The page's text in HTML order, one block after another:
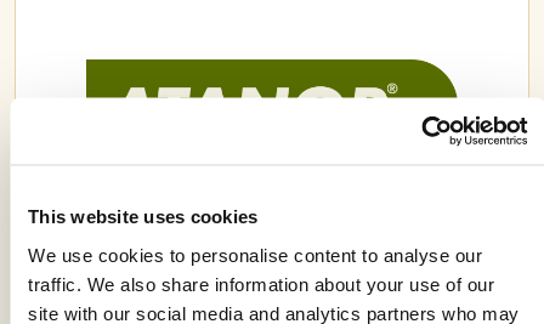
This website uses cookies
We use cookies to personalise content to analyse our
traffic. We also share information about your use of our
site with our social media and analytics partners who may